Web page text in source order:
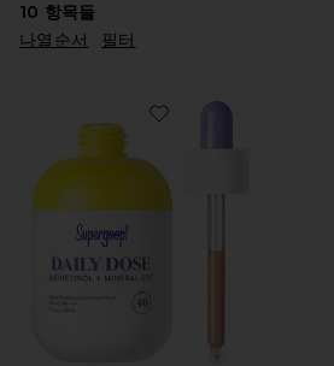
10 항목들
나열순서
필터
Favorite DAILY DOSE